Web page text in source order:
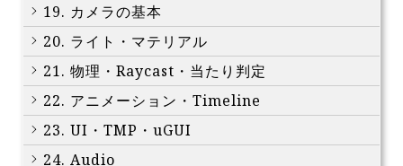
19. カメラの基本
20. ライト・マテリアル
21. 物理・Raycast・当たり判定
22. アニメーション・Timeline
23. UI・TMP・uGUI
24. Audio